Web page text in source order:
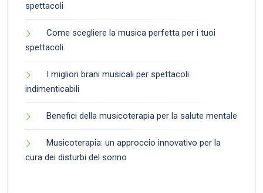
spettacoli
Come scegliere la musica perfetta per i tuoi
spettacoli
I migliori brani musicali per spettacoli
indimenticabili
Benefici della musicoterapia per la salute mentale
Musicoterapia: un approccio innovativo per la
cura dei disturbi del sonno